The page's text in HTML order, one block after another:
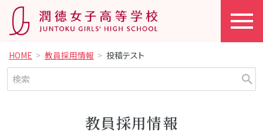
HOME 教員採用情報 投稿テスト
教員採用情報